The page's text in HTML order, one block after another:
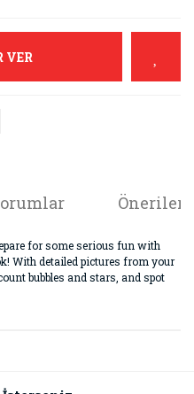
VER
for some serious fun with
With detailed pictures from your
bubbles and stars, and spot
ederiz.